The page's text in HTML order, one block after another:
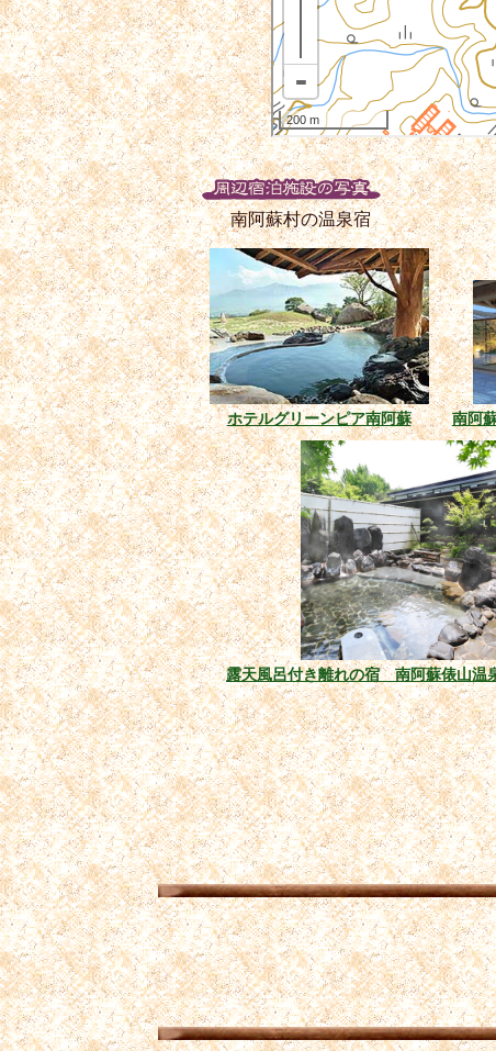
南阿蘇村の温泉宿
ホテルグリーンピア南阿蘇 南阿
露天風呂付き離れの宿 南阿蘇俵山